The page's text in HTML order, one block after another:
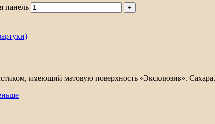
панель
имеющий матовую поверхность «Эксклюзив». Сахара.